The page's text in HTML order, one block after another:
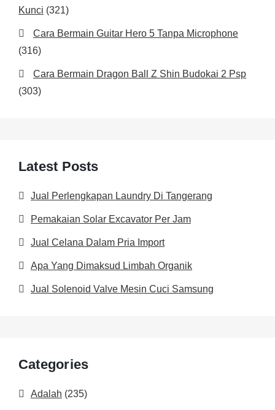
Kunci (321)
Cara Bermain Guitar Hero 5 Tanpa Microphone
(316)
Cara Bermain Dragon Ball Z Shin Budokai 2 Psp
(303)
Latest Posts
Jual Perlengkapan Laundry Di Tangerang
Pemakaian Solar Excavator Per Jam
Jual Celana Dalam Pria Import
Apa Yang Dimaksud Limbah Organik
Jual Solenoid Valve Mesin Cuci Samsung
Categories
Adalah (235)